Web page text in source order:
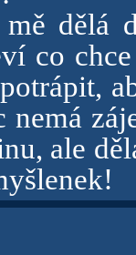
dělá
co
nemá
ale